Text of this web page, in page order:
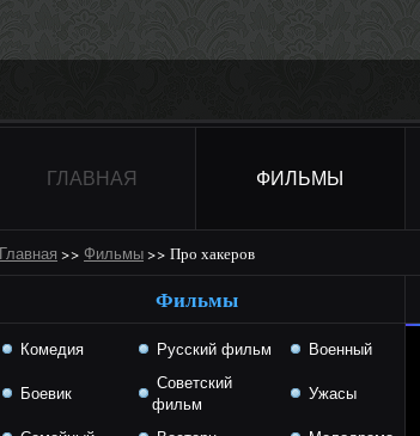
ГЛАВНАЯ ФИЛЬМЫ
Главная >> Фильмы >> Про хакеров
Фильмы
Комедия Русский фильм Военный
Боевик
Советский
фильм
Ужасы